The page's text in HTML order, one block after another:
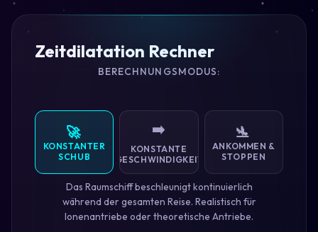
Zeitdilatation Rechner
BERECHNUNGSMODUS:
🚀
KONSTANTER
SCHUB
➡️
KONSTANTE
GESCHWINDIGKEIT
🛬
ANKOMMEN &
STOPPEN
Das Raumschiff beschleunigt kontinuierlich
während der gesamten Reise. Realistisch für
Ionenantriebe oder theoretische Antriebe.